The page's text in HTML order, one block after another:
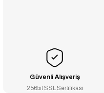
Güvenli Alışveriş
256bit SSL Sertifikası